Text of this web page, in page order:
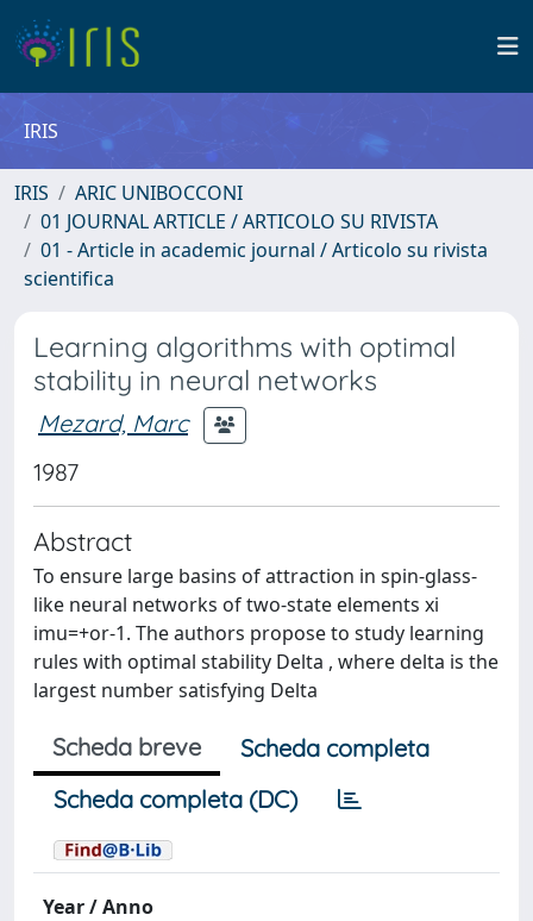
IRIS
IRIS
ARIC UNIBOCCONI
01 JOURNAL ARTICLE / ARTICOLO SU RIVISTA
01 - Article in academic journal / Articolo su rivista
scientifica
Learning algorithms with optimal
stability in neural networks
Mezard, Marc
1987
Abstract
To ensure large basins of attraction in spin-glass-
like neural networks of two-state elements xi
imu=+or-1. The authors propose to study learning
rules with optimal stability Delta , where delta is the
largest number satisfying Delta
Scheda breve
Scheda completa
Scheda completa (DC)
Year / Anno